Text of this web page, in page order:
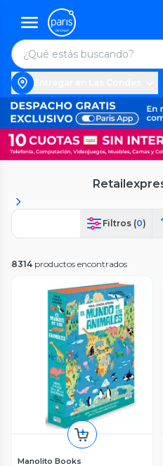
Filtros (0)
8314 productos encontrados
Manolito Books